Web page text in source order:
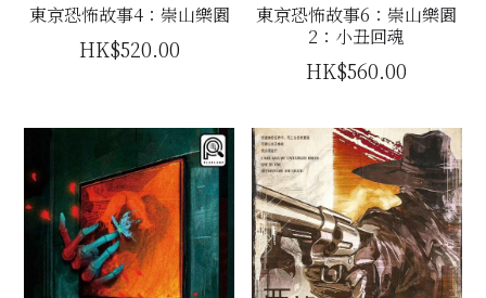
東京恐怖故事4：崇山樂園
HK$520.00
東京恐怖故事6：崇山樂園
2：小丑回魂
HK$560.00